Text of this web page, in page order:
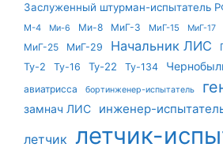
Заслуженный штурман-испытатель
М-4
Ми-6 Ми-8 МиГ-3 МиГ-15 МиГ-17
МиГ-25
МиГ-29 Начальник ЛИС
Ту-2 Ту-16 Ту-22 Ту-134
авиатрисса бортинженер-испытатель
замнач ЛИС инженер-
летчик летчик-